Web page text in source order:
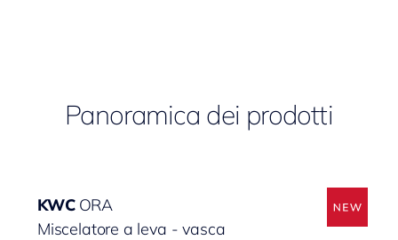
Panoramica dei prodotti
KWC ORA
Miscelatore a leva - vasca